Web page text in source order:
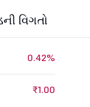
વિગતો
0.42%
₹1.00